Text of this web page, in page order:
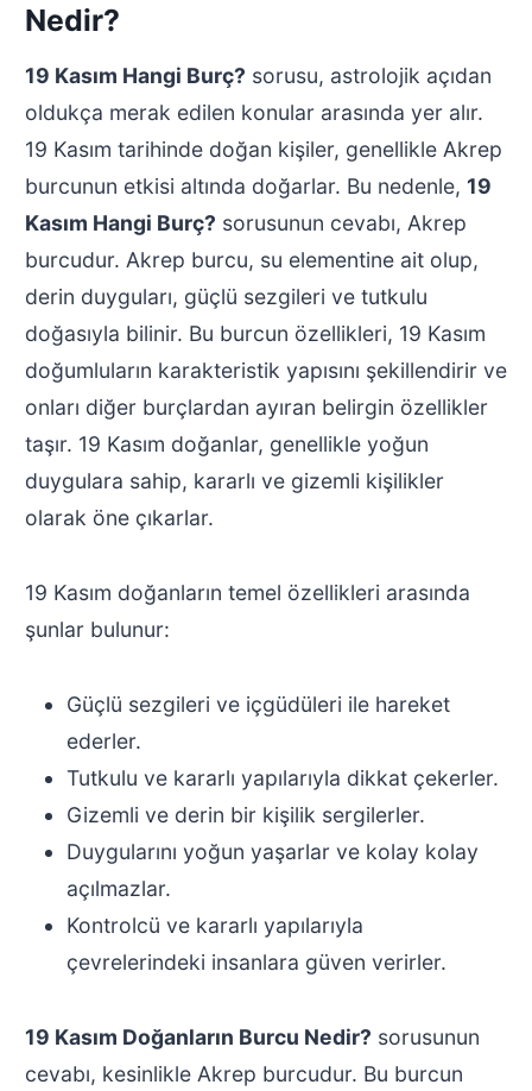
Nedir?
19 Kasım Hangi Burç? sorusu, astrolojik açıdan
oldukça merak edilen konular arasında yer alır.
19 Kasım tarihinde doğan kişiler, genellikle Akrep
burcunun etkisi altında doğarlar. Bu nedenle, 19
Kasım Hangi Burç? sorusunun cevabı, Akrep
burcudur. Akrep burcu, su elementine ait olup,
derin duyguları, güçlü sezgileri ve tutkulu
doğasıyla bilinir. Bu burcun özellikleri, 19 Kasım
doğumluların karakteristik yapısını şekillendirir ve
onları diğer burçlardan ayıran belirgin özellikler
taşır. 19 Kasım doğanlar, genellikle yoğun
duygulara sahip, kararlı ve gizemli kişilikler
olarak öne çıkarlar.
19 Kasım doğanların temel özellikleri arasında
şunlar bulunur:
Güçlü sezgileri ve içgüdüleri ile hareket
ederler.
Tutkulu ve kararlı yapılarıyla dikkat çekerler.
Gizemli ve derin bir kişilik sergilerler.
Duygularını yoğun yaşarlar ve kolay kolay
açılmazlar.
Kontrolcü ve kararlı yapılarıyla
çevrelerindeki insanlara güven verirler.
19 Kasım Doğanların Burcu Nedir? sorusunun
cevabı, kesinlikle Akrep burcudur. Bu burcun